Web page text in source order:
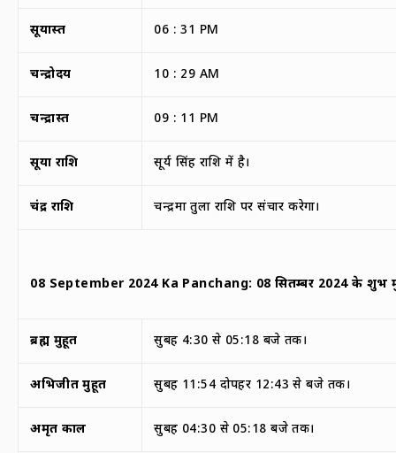
सूर्यास्त 06 : 31 PM
चन्द्रोदय 10 : 29 AM
चन्द्रास्त 09 : 11 PM
सूर्या राशि सूर्य सिंह राशि में है।
चंद्र राशि चन्द्रमा तुला राशि पर संचार करेगा।
08 September 2024 Ka Panchang: 08सितम्बर 2024के शुभ
ब्रह्म मुहूर्त सुबह 4:30 से 05:18 बजे तक।
अभिजीत मुहूर्त सुबह 11:54 दोपहर 12:43 से बजे तक।
अमृत काल सुबह 04:30 से 05:18 बजे तक।